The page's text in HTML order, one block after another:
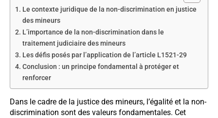
Le contexte juridique de la non-discrimination en justice
des mineurs
L’importance de la non-discrimination dans le
traitement judiciaire des mineurs
Les défis posés par l’application de l’article L1521-29
Conclusion : un principe fondamental à protéger et
renforcer
Dans le cadre de la justice des mineurs, l’égalité et la non-
discrimination sont des valeurs fondamentales. Cet